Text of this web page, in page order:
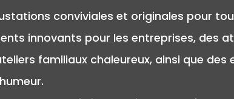
conviviales et originales pour
innovants pour les entreprises, des
familiaux chaleureux, ainsi que des